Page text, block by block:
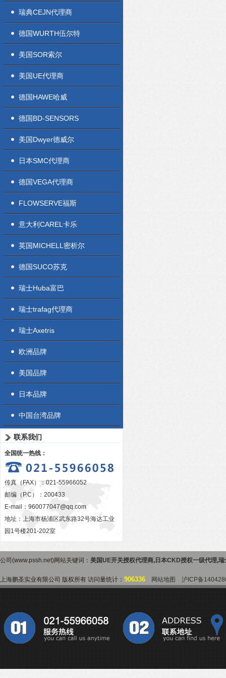
瑞典CEJN代理商
德国WURTH伍尔特
美国SOR索尔
美国UE代理商
德国HAWE哈威
德国BD-SENSORS
美国Dwyer德威尔
日本SMC代理商
德国VEGA代理商
FLOWSERVE福斯
意大利CAREL卡乐
英国MICHELL密析尔
德国SUCO苏克
瑞士Huba富巴
瑞士trafag代理商
瑞士Axetris
欧洲品牌
美国品牌
日本品牌
中国台湾品牌
联系我们
全国统一热线：
传真（FAX）：021-55966052
邮编（P.C）：200433
E-mail： 960077047@qq.com
地址：上海市杨浦区武东路32号海达工业
园1号楼201-202室
公司(www.pssh.net)网站关键词： 美国UE开关授权代理商, 日本CKD授权一级代理,瑞
上海鹏圣实业有限公司 版权所有 访问量统计： 906336 网站地图 沪ICP备